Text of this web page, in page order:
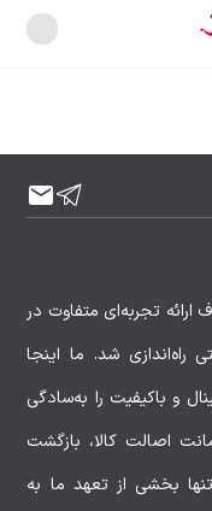
رز سفید از سال ۱۳۹۸ با هدف ارائه تجربه‌ای متفاوت در
راه‌اندازی شد. ما اینجا
و باکیفیت را به‌سادگی
اصالت کالا، بازگشت
بخشی از تعهد ما به